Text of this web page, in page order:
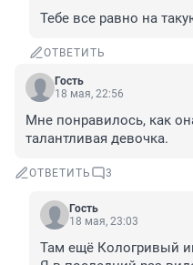
Тебе все равно на
ОТВЕТИТЬ
Гость
18 мая, 22:56
Мне понравилось, как
талантливая девочка.
ОТВЕТИТЬ 3
Гость
18 мая, 23:03
Там ещё Кологривый